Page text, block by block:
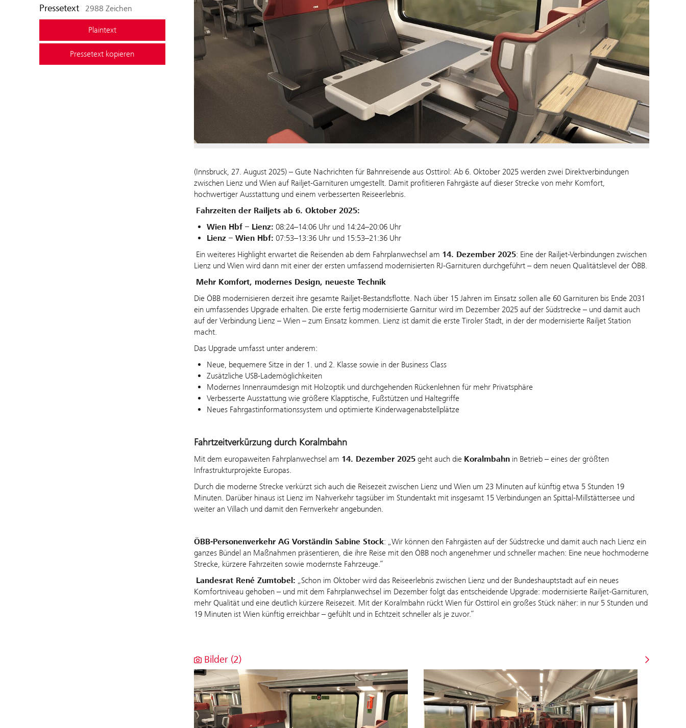
Pressetext 2988 Zeichen
Plaintext
Pressetext kopieren
(Innsbruck, 27. August 2025) – Gute Nachrichten für Bahnreisende aus Osttirol: Ab 6. Oktober 2025 werden zwei Direktverbindungen
zwischen Lienz und Wien auf Railjet-Garnituren umgestellt. Damit profitieren Fahrgäste auf dieser Strecke von mehr Komfort,
hochwertiger Ausstattung und einem verbesserten Reiseerlebnis.
Fahrzeiten der Railjets ab 6. Oktober 2025:
Wien Hbf – Lienz: 08:24–14:06 Uhr und 14:24–20:06 Uhr
Lienz – Wien Hbf: 07:53–13:36 Uhr und 15:53–21:36 Uhr
Ein weiteres Highlight erwartet die Reisenden ab dem Fahrplanwechsel am 14. Dezember 2025: Eine der Railjet-Verbindungen zwischen
Lienz und Wien wird dann mit einer der ersten umfassend modernisierten RJ-Garnituren durchgeführt – dem neuen Qualitätslevel der ÖBB.
Mehr Komfort, modernes Design, neueste Technik
Die ÖBB modernisieren derzeit ihre gesamte Railjet-Bestandsflotte. Nach über 15 Jahren im Einsatz sollen alle 60 Garnituren bis Ende 2031
ein umfassendes Upgrade erhalten. Die erste fertig modernisierte Garnitur wird im Dezember 2025 auf der Südstrecke – und damit auch
auf der Verbindung Lienz – Wien – zum Einsatz kommen. Lienz ist damit die erste Tiroler Stadt, in der der modernisierte Railjet Station
macht.
Das Upgrade umfasst unter anderem:
Neue, bequemere Sitze in der 1. und 2. Klasse sowie in der Business Class
Zusätzliche USB-Lademöglichkeiten
Modernes Innenraumdesign mit Holzoptik und durchgehenden Rückenlehnen für mehr Privatsphäre
Verbesserte Ausstattung wie größere Klapptische, Fußstützen und Haltegriffe
Neues Fahrgastinformationssystem und optimierte Kinderwagenabstellplätze
Fahrtzeitverkürzung durch Koralmbahn
Mit dem europaweiten Fahrplanwechsel am 14. Dezember 2025geht auch die Koralmbahnin Betrieb – eines der größten
Infrastrukturprojekte Europas.
Durch die moderne Strecke verkürzt sich auch die Reisezeit zwischen Lienz und Wien um 23 Minuten auf künftig etwa 5 Stunden 19
Minuten. Darüber hinaus ist Lienz im Nahverkehr tagsüber im Stundentakt mit insgesamt 15 Verbindungen an Spittal-Millstättersee und
weiter an Villach und damit den Fernverkehr angebunden.
ÖBB-Personenverkehr AG Vorständin Sabine Stock: „Wir können den Fahrgästen auf der Südstrecke und damit auch nach Lienz ein
ganzes Bündel an Maßnahmen präsentieren, die ihre Reise mit den ÖBB noch angenehmer und schneller machen: Eine neue hochmoderne
Strecke, kürzere Fahrzeiten sowie modernste Fahrzeuge.“
Landesrat René Zumtobel: „Schon im Oktober wird das Reiseerlebnis zwischen Lienz und der Bundeshauptstadt auf ein neues
Komfortniveau gehoben – und mit dem Fahrplanwechsel im Dezember folgt das entscheidende Upgrade: modernisierte Railjet-Garnituren,
mehr Qualität und eine deutlich kürzere Reisezeit. Mit der Koralmbahn rückt Wien für Osttirol ein großes Stück näher: in nur 5 Stunden und
19 Minuten ist Wien künftig erreichbar – gefühlt und in Echtzeit schneller als je zuvor.“
Bilder (2)